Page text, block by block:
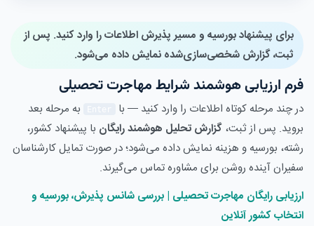
برای پیشنهاد بورسیه و مسیر پذیرش اطلاعات را وارد کنید. پس از
ثبت، گزارش شخصی‌سازی‌شده نمایش داده می‌شود.
فرم ارزیابی هوشمند شرایط مهاجرت تحصیلی
در چند مرحله کوتاه اطلاعات را وارد کنید — با
به مرحله بعد
بروید. پس از ثبت، گزارش تحلیل هوشمند رایگان با پیشنهاد کشور،
رشته، بورسیه و هزینه نمایش داده می‌شود؛ در صورت تمایل کارشناسان
سفیران آینده روشن برای مشاوره تماس می‌گیرند.
ارزیابی رایگان مهاجرت تحصیلی | بررسی شانس پذیرش، بورسیه و
انتخاب کشور آنلاین